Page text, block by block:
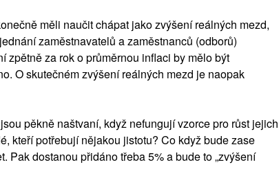
měli naučit chápat jako zvýšení reálných mezd,
zaměstnavatelů a zaměstnanců (odborů)
zpětně za rok o průměrnou inflaci by mělo být
O skutečném zvýšení reálných mezd je naopak
pěkně naštvaní, když nefungují vzorce pro růst jejich
kteří potřebují nějakou jistotu? Co když bude zase
Pak dostanou přidáno třeba 5% a bude to „zvýšení